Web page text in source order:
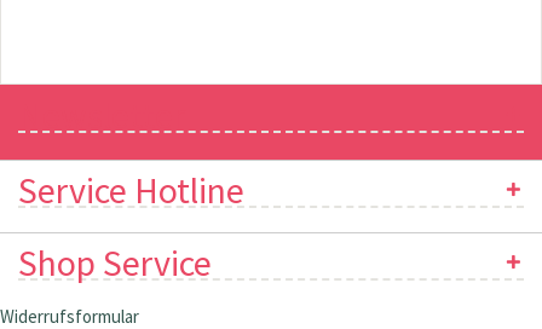
Service Hotline
Shop Service
Widerrufsformular